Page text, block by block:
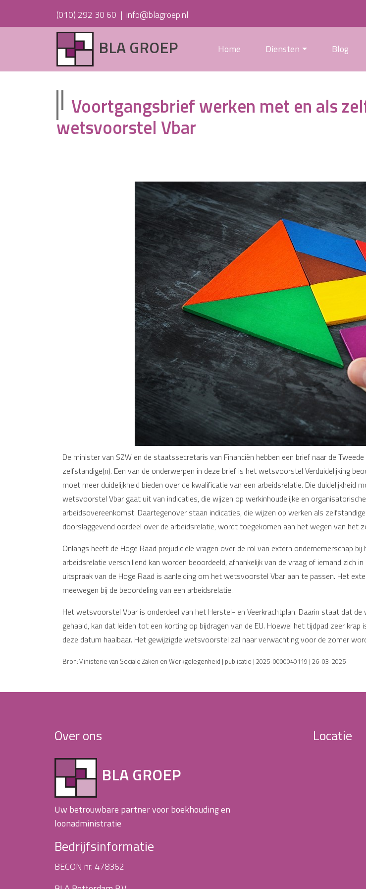
(010) 292 30 60 | info@blagroep.nl
BLA GROEP Home Diensten Blog
Voortgangsbrief werken met en als
wetsvoorstel Vbar
De minister van SZW en de staatssecretaris van Financiën hebben een brief naar de
zelfstandige(n). Een van de onderwerpen in deze brief is het wetsvoorstel Verduidelijking
moet meer duidelijkheid bieden over de kwalificatie van een arbeidsrelatie. Die
wetsvoorstel Vbar gaat uit van indicaties, die wijzen op werkinhoudelijke en
arbeidsovereenkomst. Daartegenover staan indicaties, die wijzen op werken als
doorslaggevend oordeel over de arbeidsrelatie, wordt toegekomen aan het wegen van het
Onlangs heeft de Hoge Raad prejudiciële vragen over de rol van extern ondernemerschap
arbeidsrelatie verschillend kan worden beoordeeld, afhankelijk van de vraag of iemand zich
uitspraak van de Hoge Raad is aanleiding om het wetsvoorstel Vbar aan te passen. Het
meewegen bij de beoordeling van een arbeidsrelatie.
Het wetsvoorstel Vbar is onderdeel van het Herstel- en Veerkrachtplan. Daarin staat dat
gehaald, kan dat leiden tot een korting op bijdragen van de EU. Hoewel het tijdpad zeer
deze datum haalbaar. Het gewijzigde wetsvoorstel zal naar verwachting voor de zomer
Bron:Ministerie van Sociale Zaken en Werkgelegenheid | publicatie | 2025-0000040119 | 26-03-2025
Over ons
BLA GROEP
Uw betrouwbare partner voor boekhouding en
loonadministratie
Bedrijfsinformatie
BECON nr. 478362
Locatie